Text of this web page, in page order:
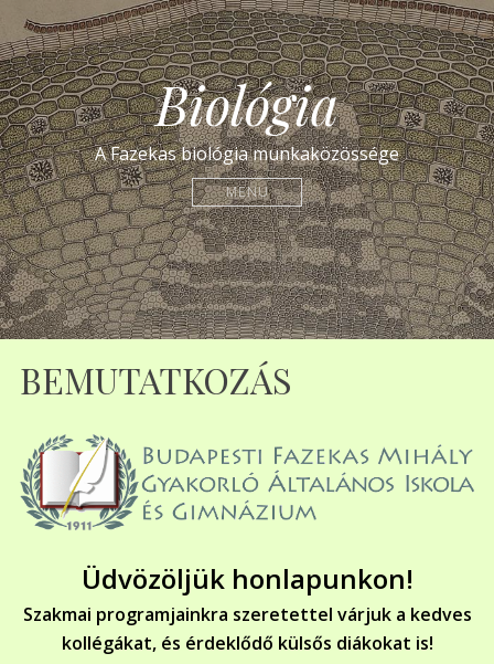
Biológia
A Fazekas biológia munkaközössége
MENU
BEMUTATKOZÁS
Üdvözöljük honlapunkon!
Szakmai programjainkra szeretettel várjuk a kedves
kollégákat, és érdeklődő külsős diákokat is!